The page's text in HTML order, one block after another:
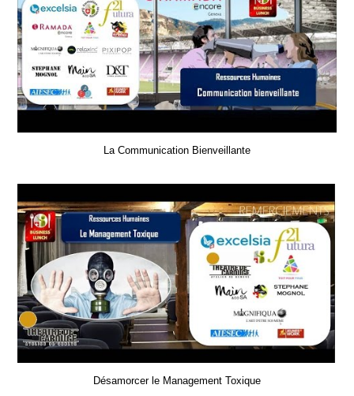
La Communication Bienveillante
Désamorcer le Management Toxique